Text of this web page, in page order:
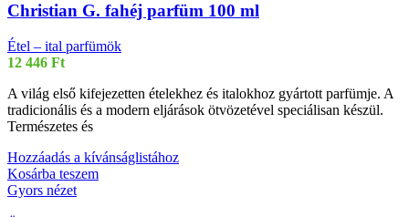
Christian G. fahéj parfüm 100 ml
Étel – ital parfümök
12 446 Ft
A világ első kifejezetten ételekhez és italokhoz gyártott parfümje. A
tradicionális és a modern eljárások ötvözetével speciálisan készül.
Természetes és
Hozzáadás a kívánságlistához
Kosárba teszem
Gyors nézet